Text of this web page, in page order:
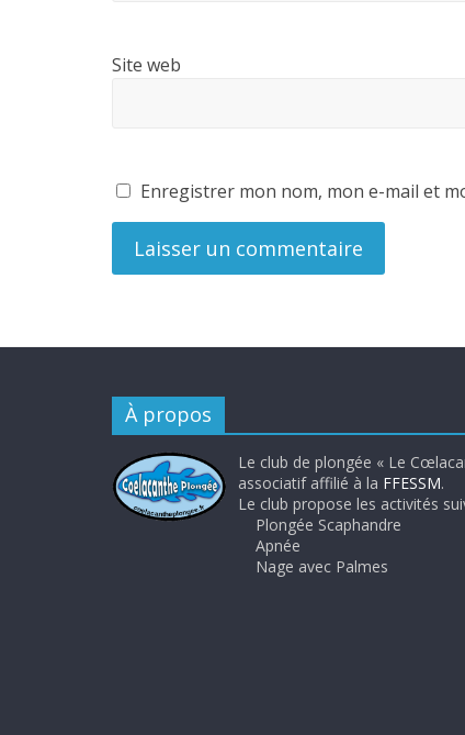
Site web
Enregistrer mon nom, mon e-mail et
À propos
Le club de plongée « Le
associatif affilié à la FFESSM.
Le club propose les activités
Plongée Scaphandre
Apnée
Nage avec Palmes